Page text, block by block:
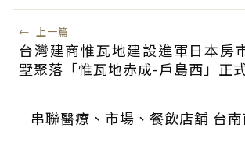
← 上一篇
台灣建商惟瓦地建設進軍日本房
墅聚落「惟瓦地赤成-戶島西」正
串聯醫療、市場、餐飲店舖 台